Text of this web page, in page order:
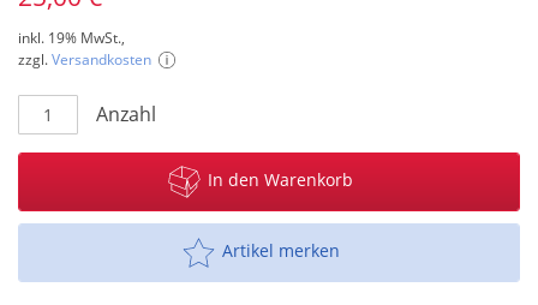
inkl. 19% MwSt.,
zzgl.Versandkosten
Anzahl
In den Warenkorb
Artikel merken